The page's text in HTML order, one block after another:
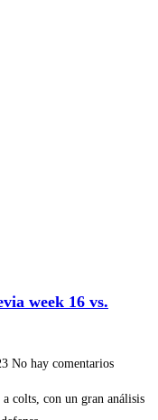
week 16 vs.
No hay comentarios
colts, con un gran análisis